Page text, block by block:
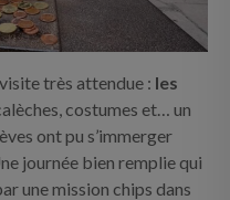
très attendue : les
costumes et… un
ont pu s’immerger
journée bien remplie qui
une mission chips dans